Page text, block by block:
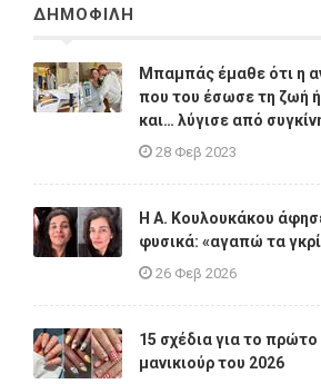
ΔΗΜΟΦΙΛΗ
Μπαμπάς έμαθε ότι η
που του έσωσε τη ζωή
και… λύγισε από
28 Φεβ 2023
Η A. Κουλουκάκου
φυσικά: «αγαπώ τα
26 Φεβ 2026
15 σχέδια για το πρώτο
μανικιούρ του 2026